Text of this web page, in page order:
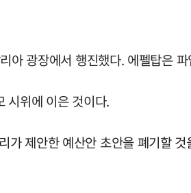
아 광장에서 행진했다. 에펠탑은
시위에 이은 것이다.
가 제안한 예산안 초안을 폐기할 것